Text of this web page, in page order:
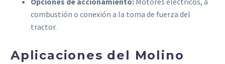
combustión o conexión a la toma de fuerza del
tractor.
Aplicaciones del Molino